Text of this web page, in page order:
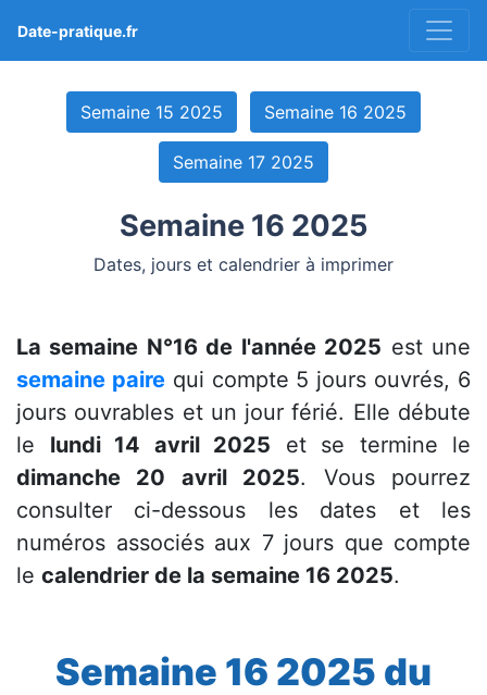
Date-pratique.fr
Semaine 15 2025 Semaine 16 2025
Semaine 17 2025
Semaine 16 2025
Dates, jours et calendrier à imprimer
La semaine N°16 de l'année 2025 est une
semaine pairequi compte 5 jours ouvrés, 6
jours ouvrables et un jour férié. Elle débute
le lundi 14 avril 2025 et se termine le
dimanche 20 avril 2025. Vous pourrez
consulter ci-dessous les dates et les
numéros associés aux 7 jours que compte
le calendrier de la semaine 16 2025.
Semaine 16 2025 du